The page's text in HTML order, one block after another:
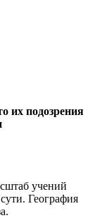
их подозрения
учений
География